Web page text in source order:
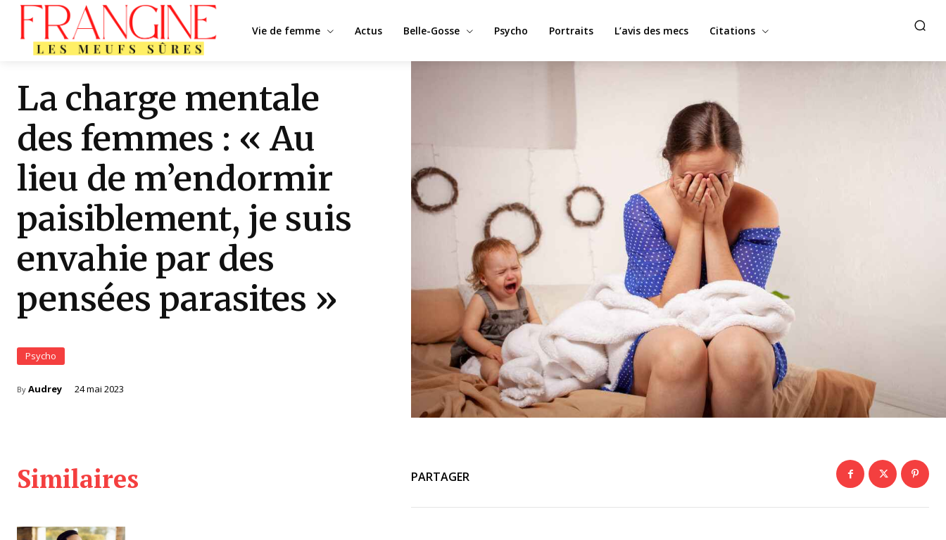
Vie de femme Actus Belle-Gosse Psycho Portraits L’avis des mecs Citations
La charge mentale
des femmes : « Au
lieu de m’endormir
paisiblement, je suis
envahie par des
pensées parasites »
Psycho
By Audrey 24 mai 2023
Similaires PARTAGER